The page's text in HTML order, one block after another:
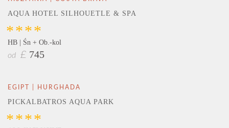
AQUA HOTEL SILHOUETLE & SPA
****
HB | Śn + Ob.-kol
od £ 745
EGIPT | HURGHADA
PICKALBATROS AQUA PARK
****